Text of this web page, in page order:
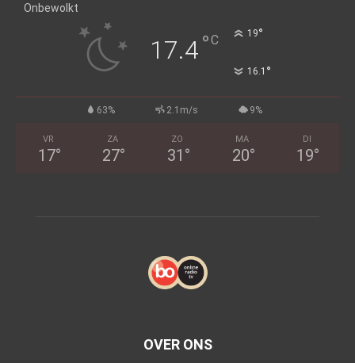
Onbewolkt
17.4°C 19°
16.1 °
63% 2.1m/s 9%
VR
17°
ZA
27°
ZO
31 °
MA
20°
DI
19°
OVER ONS